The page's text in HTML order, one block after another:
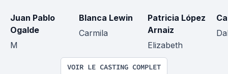
Juan Pablo
Ogalde
M
Blanca Lewin
Carmila
Patricia López
Arnaiz
Elizabeth
VOIR LE CASTING COMPLET